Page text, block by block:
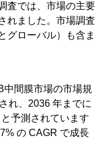
査では、市場の主要
れました。市場調査
グローバル）も含ま
間膜市場の市場規
れ、2036 年までに
予測されています
の CAGR で成長